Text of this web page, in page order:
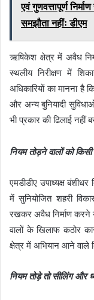
एवं गुणवत्तापूर्ण
समझौता नहींः डीएम
ऋषिकेश क्षेत्र में अवैध
स्थलीय निरीक्षण में
अधिकारियों का मानना
और अन्य बुनियादी
भी प्रकार की ढिलाई नहीं
नियम तोड़ने वालों को
एमडीडीए उपाध्यक्ष
में सुनियोजित शहरी
रखकर अवैध निर्माण करने
वालों के खिलाफ कठोर
क्षेत्र में अभियान आने वाले
नियम तोड़े तो सीलिंग और